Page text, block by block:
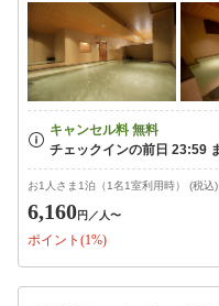
お1人さま1泊（1名1室利用時） (税込)
6,160円 ／人〜
ポイント(1%)